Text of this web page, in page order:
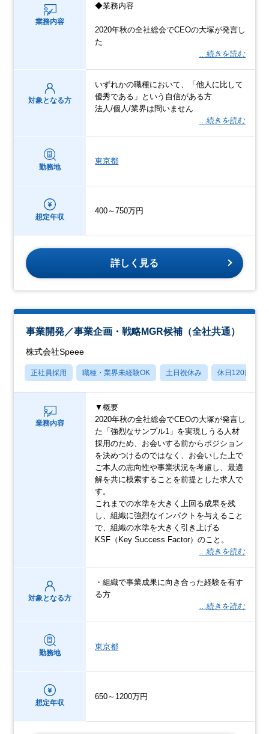
業務内容
◆業務内容
2020年秋の全社総会でCEOの大塚が発言し
た
…続きを読む
対象となる方
いずれかの職種において、「他人に比して
優秀である」という自信がある方
法人/個人/業界は問いません
…続きを読む
勤務地
東京都
想定年収
400～750万円
詳しく見る
事業開発／事業企画・戦略MGR候補（全社共通）
株式会社Speee
正社員採用 職種・業界未経験OK 土日祝休み 休日120日以上
業務内容
▼概要
2020年秋の全社総会でCEOの大塚が発言し
た「強烈なサンプル1」を実現しうる人材
採用のため、お会いする前からポジション
を決めつけるのではなく、お会いした上で
ご本人の志向性や事業状況を考慮し、最適
解を共に模索することを前提とした求人で
す。
これまでの水準を大きく上回る成果を残
し、組織に強烈なインパクトを与えること
で、組織の水準を大きく引き上げる
KSF（Key Success Factor）のこと。
…続きを読む
対象となる方
・組織で事業成果に向き合った経験を有す
る方
…続きを読む
勤務地
東京都
想定年収
650～1200万円